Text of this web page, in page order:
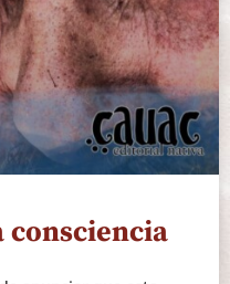
consciencia